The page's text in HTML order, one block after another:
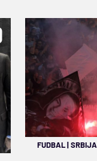
FUDBAL|SRBIJA